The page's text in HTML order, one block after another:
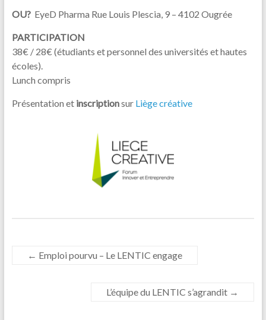
OU?EyeD Pharma Rue Louis Plescia, 9 – 4102 Ougrée
PARTICIPATION
38€ / 28€ (étudiants et personnel des universités et hautes
écoles).
Lunch compris
Présentation et inscriptionsur Liège créative
← Emploi pourvu – Le LENTIC engage
L’équipe du LENTIC s’agrandit →